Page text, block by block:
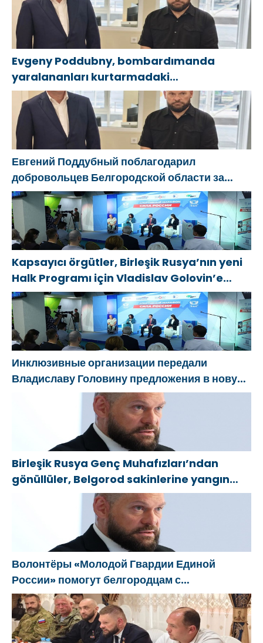
Evgeny Poddubny, bombardımanda
yaralananları kurtarmadaki
cesaretlerinden dolayı Belgorod
bölgesindeki gönüllülere teşekkür etti
Евгений Поддубный поблагодарил
добровольцев Белгородской области за
мужество в спасении пострадавших от
обстрелов
Kapsayıcı örgütler, Birleşik Rusya’nın yeni
Halk Programı için Vladislav Golovin’e
teklifler sundu
Инклюзивные организации передали
Владиславу Головину предложения в новую
Народную программу «Единой России»
Birleşik Rusya Genç Muhafızları’ndan
gönüllüler, Belgorod sakinlerine yangın
söndürücüler ve jeneratörler konusunda
yardımcı olacak
Волонтёры «Молодой Гвардии Единой
России» помогут белгородцам с
огнетушителями и генераторами